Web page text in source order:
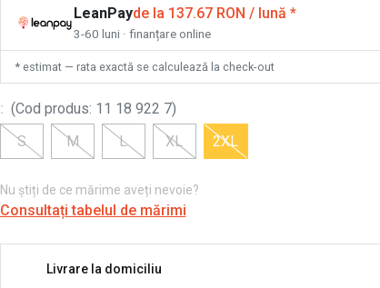
LeanPayde la 137.67 RON / lună *
3-60 luni · finanțare online
* estimat — rata exactă se calculează la check-out
: (Cod produs: 11 18 922 7)
S
M L XL 2XL
Nu știți de ce mărime aveți nevoie?
Consultați tabelul de mărimi
Livrare la domiciliu